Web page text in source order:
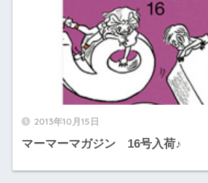
2013年10月15日
マーマーマガジン 16号入荷♪